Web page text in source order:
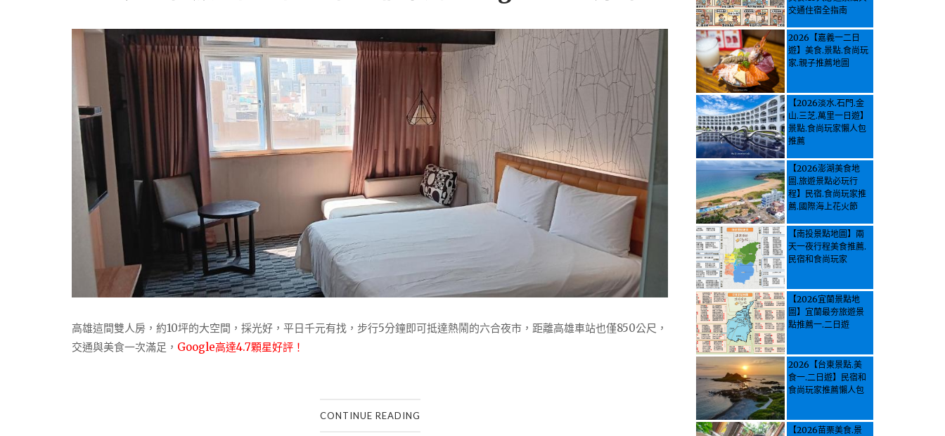
高雄這間雙人房，約10坪的大空間，採光好，平日千元有找，步行5分鐘即可抵達熱鬧的六合夜市，距離高雄車站也僅850公尺，
交通與美食一次滿足， Google高達4.7顆星好評！
CONTINUE READING
交通住宿全指南
2026【嘉義一二日
遊】美食.景點.食尚玩
家.親子推薦地圖
【2026淡水.石門.金
山.三芝.萬里一日遊】
景點.食尚玩家懶人包
推薦
【2026澎湖美食地
圖.旅遊景點必玩行
程】民宿.食尚玩家推
薦.國際海上花火節
【南投景點地圖】兩
天一夜行程美食推薦.
民宿和食尚玩家
【2026宜蘭景點地
圖】宜蘭最夯旅遊景
點推薦一.二日遊
2026【台東景點.美
食一.二日遊】民宿和
食尚玩家推薦懶人包
【2026苗栗美食.景